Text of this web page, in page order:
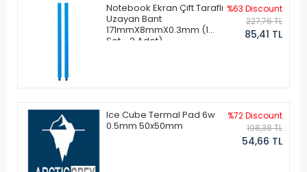
Notebook Ekran Çift Taraflı
Uzayan Bant
171mmX8mmX0.3mm (1
Set - 2 Adet)
%63 Discount
227,76 TL
85,41 TL
Ice Cube Termal Pad 6w
0.5mm 50x50mm
%72 Discount
198,38 TL
54,66 TL